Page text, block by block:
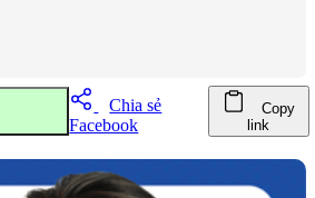
Chia sẻ
Facebook
Copy
link